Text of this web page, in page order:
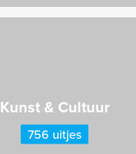
Kunst & Cultuur
756 uitjes